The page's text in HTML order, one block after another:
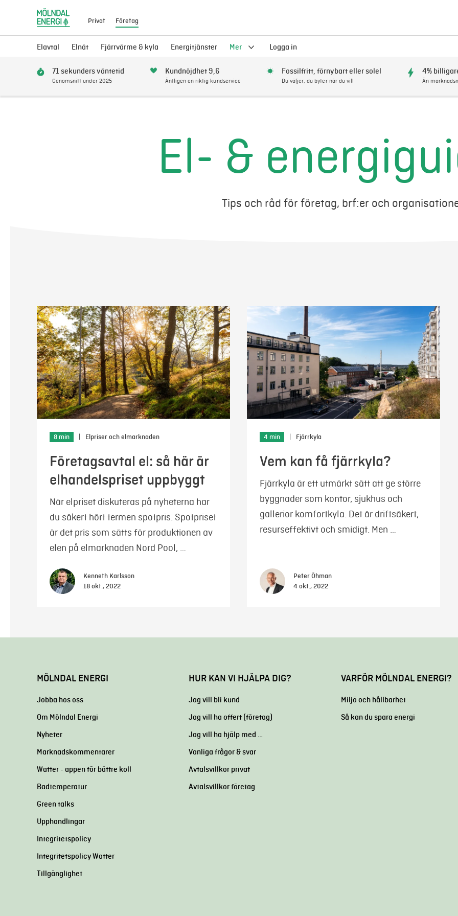
Privat Företag
Elavtal Elnät Fjärrvärme & kyla Energitjänster Mer Logga in
71 sekunders väntetid
Genomsnitt under 2025
Kundnöjdhet 9,6
Äntligen en riktig kundservice
Fossilfritt, förnybart eller solel
Du väljer, du byter när du vill
4%
Än
El- &
Tips och råd för företag, brf:er och
8 min Elpriser och elmarknaden
Företagsavtal el: så här är
elhandelspriset uppbyggt
När elpriset diskuteras på nyheterna har
du säkert hört termen spotpris. Spotpriset
är det pris som sätts för produktionen av
elen på elmarknaden Nord Pool, …
Kenneth Karlsson
18 okt., 2022
4 min Fjärrkyla
Vem kan få fjärrkyla?
Fjärrkyla är ett utmärkt sätt att ge större
byggnader som kontor, sjukhus och
gallerior komfortkyla. Det är driftsäkert,
resurseffektivt och smidigt. Men …
Peter Öhman
4 okt., 2022
MÖLNDAL ENERGI
Jobba hos oss
Om Mölndal Energi
Nyheter
Marknadskommentarer
Watter - appen för bättre koll
Badtemperatur
Green talks
Upphandlingar
Integritetspolicy
Integritetspolicy Watter
Tillgänglighet
HUR KAN VI HJÄLPA DIG?
Jag vill bli kund
Jag vill ha offert (företag)
Jag vill ha hjälp med …
Vanliga frågor & svar
Avtalsvillkor privat
Avtalsvillkor företag
VARFÖR MÖLNDAL ENERGI?
Miljö och hållbarhet
Så kan du spara energi